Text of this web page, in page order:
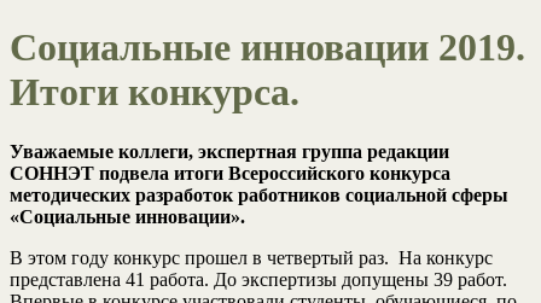
Социальные инновации 2019.
Итоги конкурса.
Уважаемые коллеги, экспертная группа редакции
СОННЭТ подвела итоги Всероссийского конкурса
методических разработок работников социальной сферы
«Социальные инновации».
В этом году конкурс прошел в четвертый раз. На конкурс
представлена 41 работа. До экспертизы допущены 39 работ.